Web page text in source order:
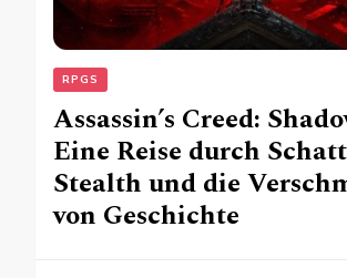
RPGS
Assassin’s Creed:
Eine Reise durch
Stealth und die
von Geschichte